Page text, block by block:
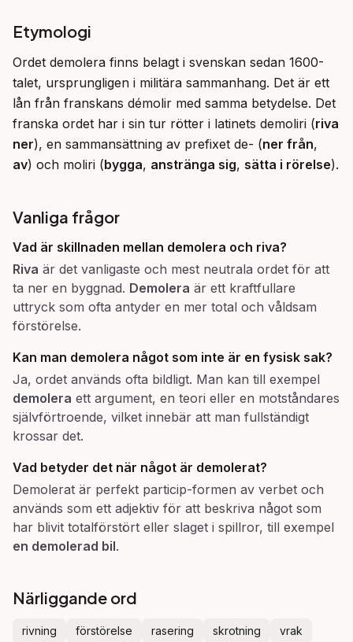
Etymologi
Ordet demolera finns belagt i svenskan sedan 1600-
talet, ursprungligen i militära sammanhang. Det är ett
lån från franskans démolir med samma betydelse. Det
franska ordet har i sin tur rötter i latinets demoliri (riva
ner), en sammansättning av prefixet de- (ner från
av) och moliri (bygga, anstränga sig, sätta i rörelse).
Vanliga frågor
Vad är skillnaden mellan demolera och riva?
Riva är det vanligaste och mest neutrala ordet för att
ta ner en byggnad. Demolera är ett kraftfullare
uttryck som ofta antyder en mer total och våldsam
förstörelse.
Kan man demolera något som inte är en fysisk sak?
Ja, ordet används ofta bildligt. Man kan till exempel
demolera ett argument, en teori eller en motståndares
självförtroende, vilket innebär att man fullständigt
krossar det.
Vad betyder det när något är demolerat?
Demolerat är perfekt particip-formen av verbet och
används som ett adjektiv för att beskriva något som
har blivit totalförstört eller slaget i spillror, till exempel
en demolerad bil.
Närliggande ord
rivning förstörelse rasering skrotning
vrak